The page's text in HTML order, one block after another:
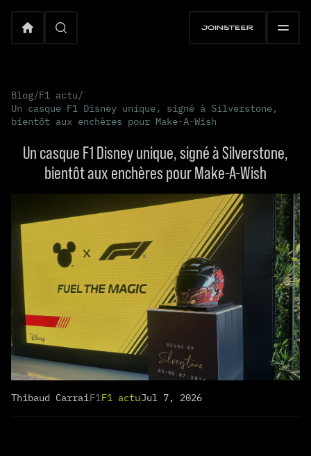
Blog/F1 actu/
Un casque F1 Disney unique, signé à Silverstone,
bientôt aux enchères pour Make-A-Wish
Un casque F1 Disney unique, signé à Silverstone,
bientôt aux enchères pour Make-A-Wish
Thibaud CarraiF1F1 actuJul 7, 2026